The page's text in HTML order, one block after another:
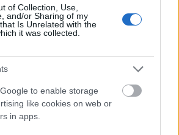
of Collection, Use,
and/or Sharing of my
Is Unrelated with the
it was collected.
to enable storage
like cookies on web or
in apps.
tekintettel. Minden reggel és
a családi garázsnak, mert a
megszokta korábban, hogy